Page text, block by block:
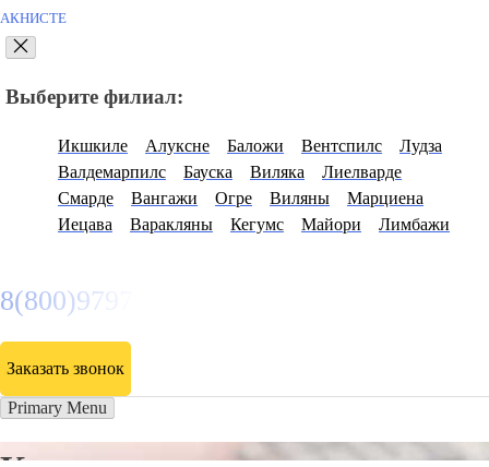
АКНИСТЕ
Выберите филиал:
Икшкиле Алуксне Баложи Вентспилс
Лудза
Валдемарпилс
Бауска Виляка
Лиелварде
Смарде
Вангажи Огре Виляны
Марциена
Иецава
Варакляны Кегумс Майори Лимбажи
8(800)9797043
Заказать звонок
Primary Menu